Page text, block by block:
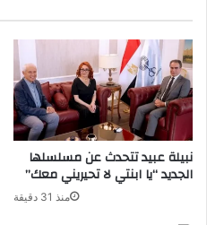
نبيلة عبيد تتحدث عن مسلسلها
الجديد “يا ابنتي لا تحيريني معك”
منذ 31 دقيقة